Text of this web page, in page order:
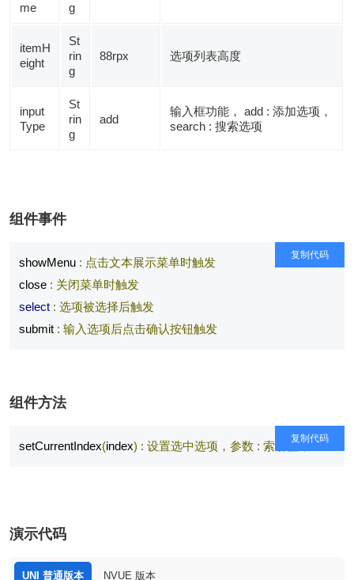
me
g
itemH
eight
St
rin
g
88rpx 选项列表高度
input
Type
St
rin
g
add
输入框功能， add : 添加选项，
search : 搜索选项
组件事件
showMenu : 点击文本展示菜单时触发
close : 关闭菜单时触发
select : 选项被选择后触发
submit : 输入选项后点击确认按钮触发
复制代码
组件方法
setCurrentIndex(index) : 设置选中选项，参数 : 索引值；
复制代码
演示代码
UNI 普通版本 NVUE 版本